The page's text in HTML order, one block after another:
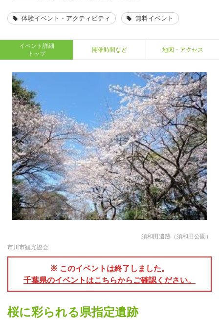
体験イベント・アクティビティ 無料イベント
イベント詳細
トップ
開催時間など 地図・アクセス
須和田遺跡（須和田公園）
市川市観光協会
※ このイベントは終了しました。
千葉県のイベントはこちらからご確認ください。
桜に彩られる県指定遺跡